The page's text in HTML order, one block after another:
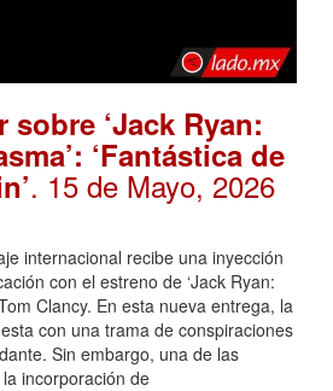
‘Jack Ryan:
‘Fantástica de
. 15 de Mayo, 2026
internacional recibe una inyección
con el estreno de ‘Jack Ryan:
Clancy. En esta nueva entrega, la
con una trama de conspiraciones
Sin embargo, una de las
incorporación de